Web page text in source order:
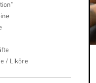
/ Liköre